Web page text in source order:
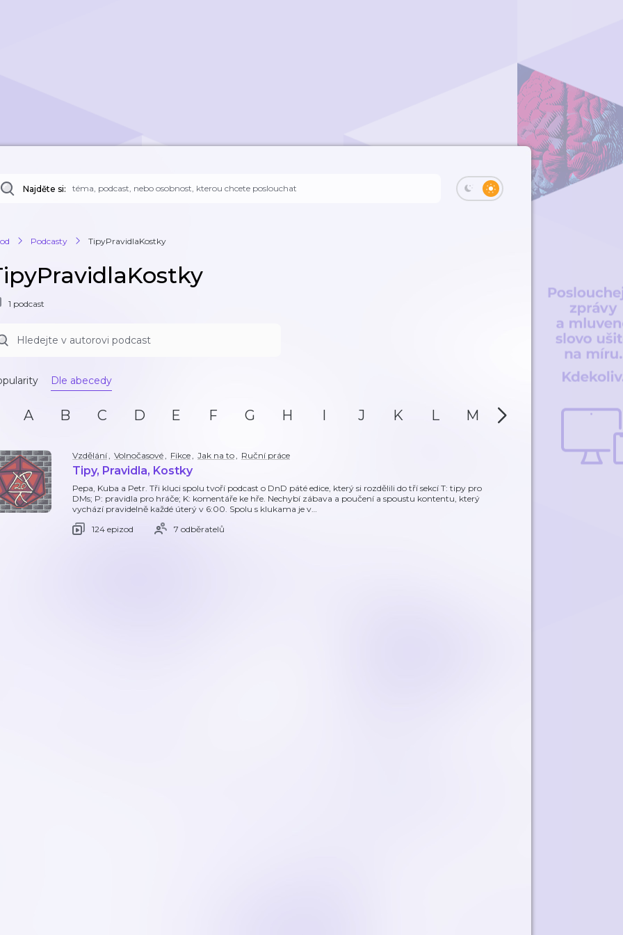
Najděte si:
Podcasty TipyPravidlaKostky
1 podcast
Dle abecedy
A B C D E F G H I J K L M N P
Vzdělání, Volnočasové, Fikce, Jak na to, Ruční práce
Tipy, Pravidla, Kostky
Pepa, Kuba a Petr. Tři kluci spolu tvoří podcast o DnD páté edice, který si rozdělili do tří sekcí T: tipy pro
DMs; P: pravidla pro hráče; K: komentáře ke hře. Nechybí zábava a poučení a spoustu kontentu, který
vychází pravidelně každé úterý v 6:00. Spolu s klukama je v…
124 epizod
7 odběratelů